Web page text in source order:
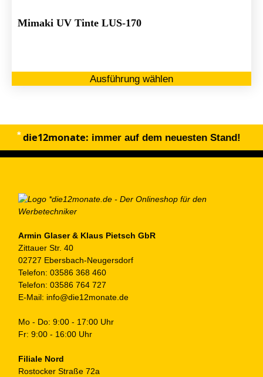
Mimaki UV Tinte LUS-170
Ausführung wählen
die12monate: immer auf dem neuesten Stand!
Armin Glaser & Klaus Pietsch GbR
Zittauer Str. 40
02727 Ebersbach-Neugersdorf
Telefon: 03586 368 460
Telefon: 03586 764 727
E-Mail: info@die12monate.de
Mo - Do: 9:00 - 17:00 Uhr
Fr: 9:00 - 16:00 Uhr
Filiale Nord
Rostocker Straße 72a